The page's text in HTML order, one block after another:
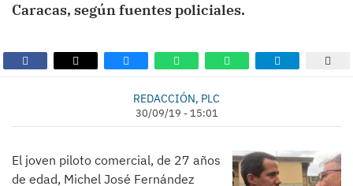
Caracas, según fuentes policiales.
REDACCIÓN, PLC
30/09/19 - 15:01
El joven piloto comercial, de 27 años
de edad, Michel José Fernández